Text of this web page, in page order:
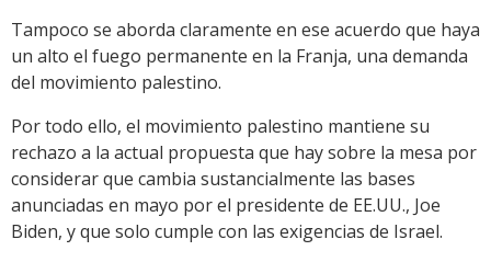
Tampoco se aborda claramente en ese acuerdo que haya
un alto el fuego permanente en la Franja, una demanda
del movimiento palestino.
Por todo ello, el movimiento palestino mantiene su
rechazo a la actual propuesta que hay sobre la mesa por
considerar que cambia sustancialmente las bases
anunciadas en mayo por el presidente de EE.UU., Joe
Biden, y que solo cumple con las exigencias de Israel.